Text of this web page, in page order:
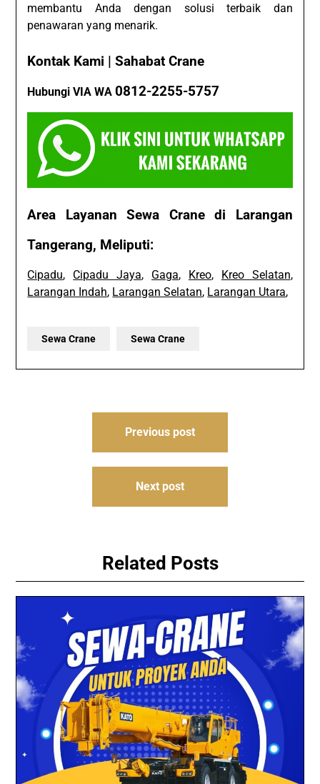
membantu Anda dengan solusi terbaik dan
penawaran yang menarik.
Kontak Kami | Sahabat Crane
Hubungi VIA WA0812-2255-5757
Area Layanan Sewa Crane di Larangan
Tangerang, Meliputi:
Cipadu, Cipadu Jaya, Gaga, Kreo, Kreo Selatan,
Larangan Indah, Larangan Selatan, Larangan Utara,
Sewa Crane Sewa Crane
Previous post
Next post
Related Posts